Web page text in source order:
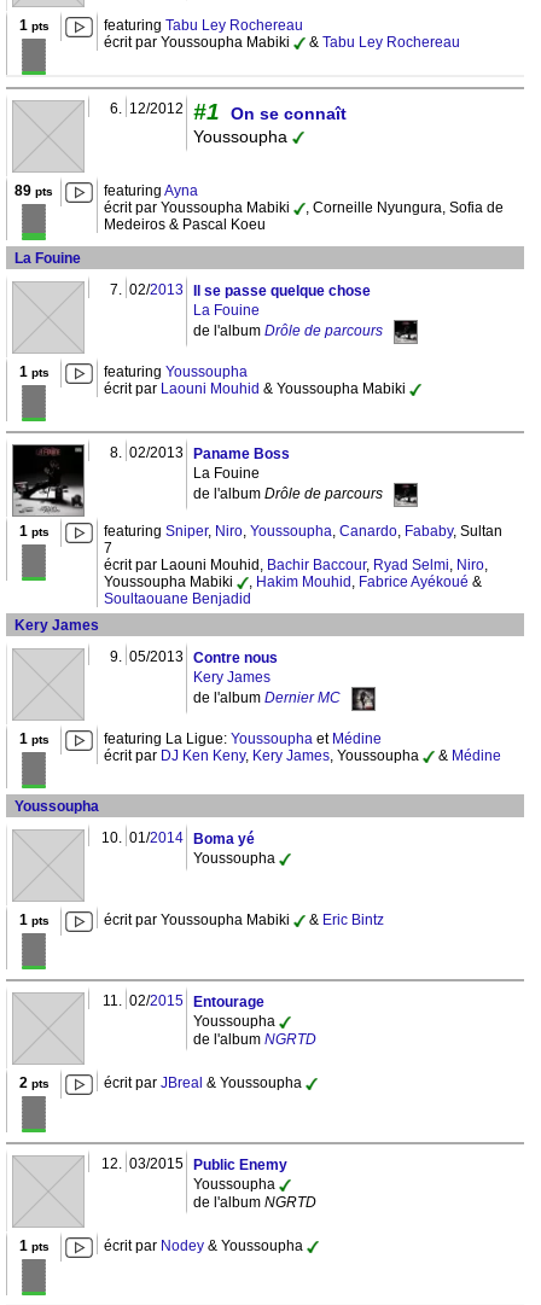
1 pts featuring Tabu Ley Rochereau
écrit par Youssoupha Mabiki
& Tabu Ley Rochereau
6. 12/2012 #1
On se connaît
Youssoupha
89 pts featuring Ayna
écrit par Youssoupha Mabiki
, Corneille Nyungura, Sofia de
Medeiros & Pascal Koeu
La Fouine
7. 02/2013
Il se passe quelque chose
La Fouine
de l'album Drôle de parcours
1 pts featuring Youssoupha
écrit par Laouni Mouhid & Youssoupha Mabiki
8. 02/2013
Paname Boss
La Fouine
de l'album Drôle de parcours
1 pts featuring Sniper, Niro, Youssoupha, Canardo, Fababy, Sultan
7
écrit par Laouni Mouhid, Bachir Baccour, Ryad Selmi, Niro,
Youssoupha Mabiki
, Hakim Mouhid , Fabrice Ayékoué &
Soultaouane Benjadid
Kery James
9. 05/2013 Contre nous
Kery James
de l'album Dernier MC
1 pts featuring La Ligue: Youssoupha et Médine
écrit par DJ Ken Keny, Kery James, Youssoupha & Médine
Youssoupha
10. 01/2014
Boma yé
Youssoupha
1 pts écrit par Youssoupha Mabiki & Eric Bintz
11. 02/2015
Entourage
Youssoupha
de l'album NGRTD
2 pts écrit par JBreal & Youssoupha
12. 03/2015
Public Enemy
Youssoupha
de l'album NGRTD
1 pts écrit par Nodey & Youssoupha